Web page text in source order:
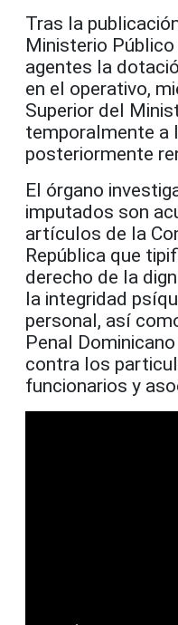
Tras la
Ministerio
agentes la
en el operativo,
Superior del
temporalmente a
posteriormente
El órgano
imputados son
artículos de la
República que
derecho de la
la integridad
personal, así
Penal
contra los
funcionarios y